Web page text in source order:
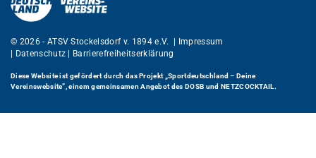
© 2026 - ATSV Stockelsdorf v. 1894 e.V. | Impressum
| Datenschutz | Barrierefreiheitserklärung
Diese Website ist gefördert durch das Projekt„Sportdeutschland – Deine
Vereinswebsite”, einem gemeinsamen Angebot des DOSB und NETZCOCKTAIL.